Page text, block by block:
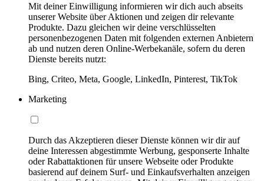
Mit deiner Einwilligung informieren wir dich auch abseits
unserer Website über Aktionen und zeigen dir relevante
Produkte. Dazu gleichen wir deine verschlüsselten
personenbezogenen Daten mit folgenden externen Anbietern
ab und nutzen deren Online-Werbekanäle, sofern du deren
Dienste bereits nutzt:
Bing, Criteo, Meta, Google, LinkedIn, Pinterest, TikTok
Marketing
Durch das Akzeptieren dieser Dienste können wir dir auf
deine Interessen abgestimmte Werbung, gesponserte Inhalte
oder Rabattaktionen für unsere Webseite oder Produkte
basierend auf deinem Surf- und Einkaufsverhalten anzeigen